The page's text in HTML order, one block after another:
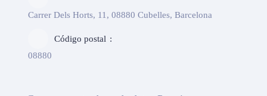
Carrer Dels Horts, 11, 08880 Cubelles, Barcelona
Código postal
08880